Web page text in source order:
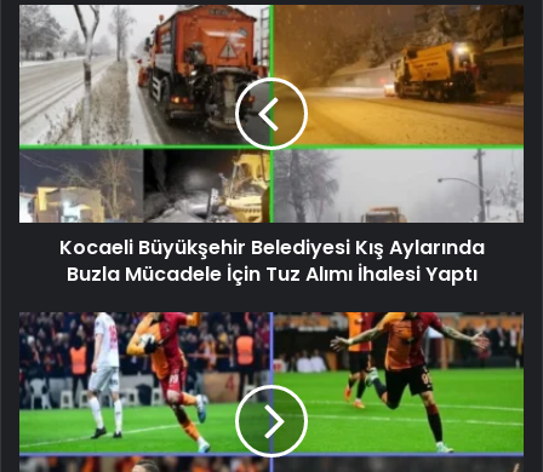
Kocaeli Büyükşehir Belediyesi Kış Aylarında
Buzla Mücadele İçin Tuz Alımı İhalesi Yaptı